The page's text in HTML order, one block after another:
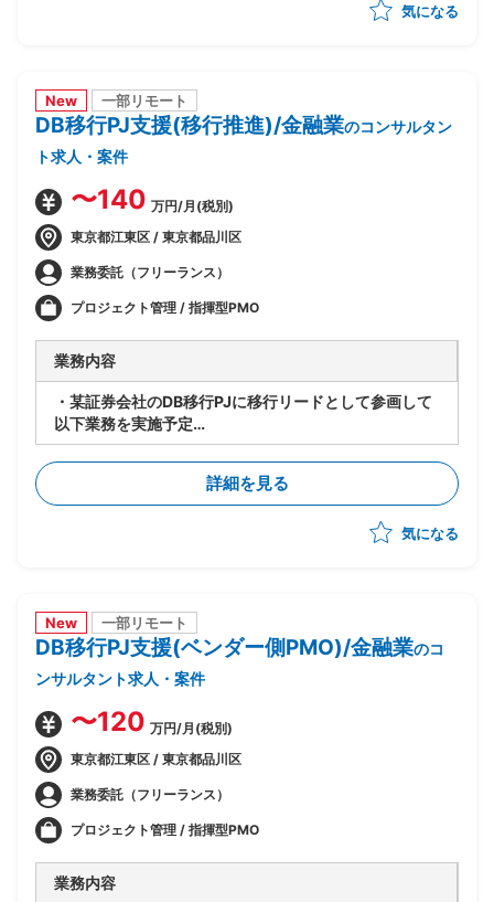
気になる
New 一部リモート
DB移行PJ支援(移行推進)/金融業のコンサルタン
ト求人・案件
〜140 万円/月(税別)
東京都江東区 / 東京都品川区
業務委託（フリーランス）
プロジェクト管理 / 指揮型PMO
業務内容
・某証券会社のDB移行PJに移行リードとして参画して
以下業務を実施予定
-移行計画の作成
-移行方式検討/本番移行対策の立案
-移行ツール作成に関する計画策定/推進
-移行リハーサル～移行本番～移行後支援までの全体推
詳細を見る
気になる
New 一部リモート
DB移行PJ支援(ベンダー側PMO)/金融業のコ
ンサルタント求人・案件
〜120 万円/月(税別)
東京都江東区 / 東京都品川区
業務委託（フリーランス）
プロジェクト管理 / 指揮型PMO
業務内容